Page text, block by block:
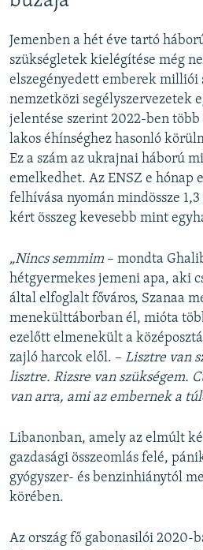
Jemenben a hét éve tartó
szükségletek kielégítése még
elszegényedett emberek milliói
nemzetközi segélyszervezetek
jelentése szerint 2022-ben
lakos éhínséghez hasonló
Ez a szám az ukrajnai háború
emelkedhet. Az ENSZ e hónap
felhívása nyomán mindössze
kért összeg kevesebb mint
„Nincs semmim – mondta
hétgyermekes jemeni apa, aki
által elfoglalt főváros, Szanaa
menekülttáborban él, mióta
ezelőtt elmenekült a
zajló harcok elől. – Lisztre van
lisztre. Rizsre van szükségem.
van arra, ami az embernek a
Libanonban, amely az elmúlt
gazdasági összeomlás felé,
gyógyszer- és benzinhiánytól
körében.
Az ország fő gabonasilói 2020-